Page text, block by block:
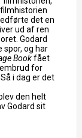
det en
ud af ren
Godard
spor, og har
Bookfået
for
i dag er det
den helt
Godard sit